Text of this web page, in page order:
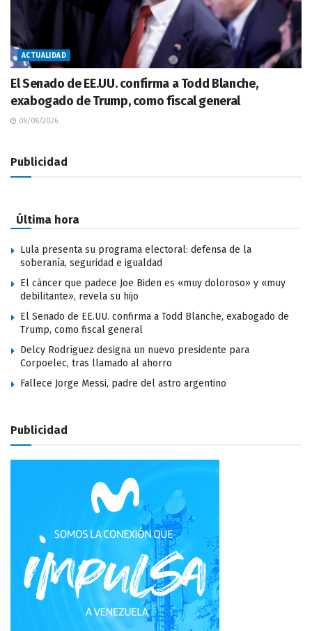
ACTUALIDAD
El Senado de EE.UU. confirma a Todd Blanche,
exabogado de Trump, como fiscal general
08/08/2026
Publicidad
Última hora
Lula presenta su programa electoral: defensa de la
soberanía, seguridad e igualdad
El cáncer que padece Joe Biden es «muy doloroso» y «muy
debilitante», revela su hijo
El Senado de EE.UU. confirma a Todd Blanche, exabogado de
Trump, como fiscal general
Delcy Rodríguez designa un nuevo presidente para
Corpoelec, tras llamado al ahorro
Fallece Jorge Messi, padre del astro argentino
Publicidad